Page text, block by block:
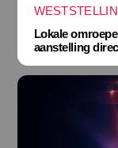
Lokale
aanstelling